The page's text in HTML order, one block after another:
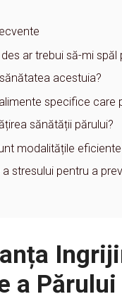
ar trebui să-mi spăl
acestuia?
specifice care
sănătății părului?
modalitățile
stresului pentru a
a Părului